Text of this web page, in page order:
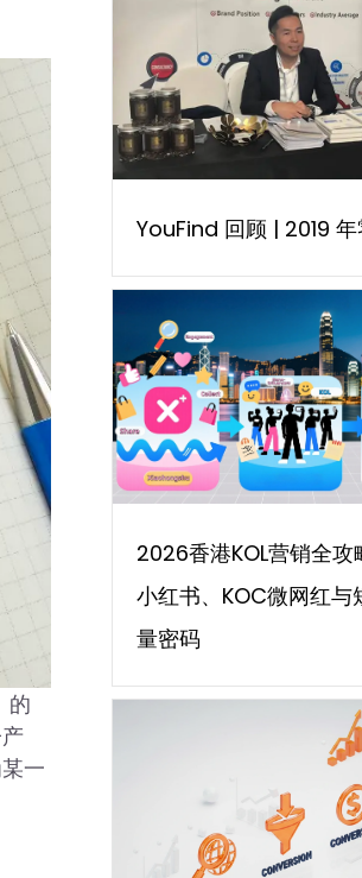
的
一
YouFind 回顾 | 2019
2026香港KOL营销全攻
小红书、KOC微网红与
量密码